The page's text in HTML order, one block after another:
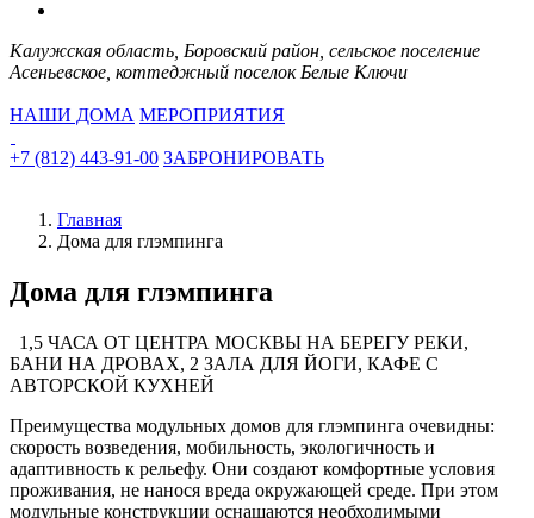
Калужская область, Боровский район, сельское поселение
Асеньевское, коттеджный поселок Белые Ключи
НАШИ ДОМА МЕРОПРИЯТИЯ
+7 (812) 443-91-00 ЗАБРОНИРОВАТЬ
Главная
Дома для глэмпинга
Дома для глэмпинга
1,5 ЧАСА ОТ ЦЕНТРА МОСКВЫ НА БЕРЕГУ РЕКИ,
БАНИ НА ДРОВАХ, 2 ЗАЛА ДЛЯ ЙОГИ, КАФЕ С
АВТОРСКОЙ КУХНЕЙ
Преимущества модульных домов для глэмпинга очевидны:
скорость возведения, мобильность, экологичность и
адаптивность к рельефу. Они создают комфортные условия
проживания, не нанося вреда окружающей среде. При этом
модульные конструкции оснащаются необходимыми